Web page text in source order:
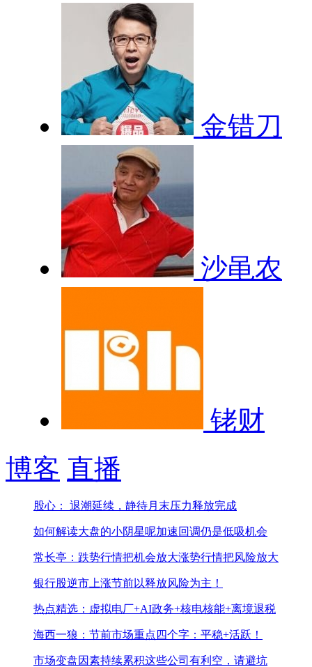
金错刀
沙黾农
铑财
博客 直播
股心： 退潮延续，静待月末压力释放完成
如何解读大盘的小阴星呢加速回调仍是低吸机会
常长亭：跌势行情把机会放大涨势行情把风险放大
银行股逆市上涨节前以释放风险为主！
热点精选：虚拟电厂+AI政务+核电核能+离境退税
海西一狼：节前市场重点四个字：平稳+活跃！
市场变盘因素持续累积这些公司有利空，请避坑